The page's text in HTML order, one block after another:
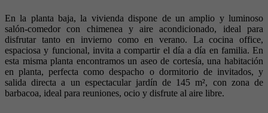
En la planta baja, la vivienda dispone de un amplio y luminoso
salón-comedor con chimenea y aire acondicionado, ideal para
disfrutar tanto en invierno como en verano. La cocina office,
espaciosa y funcional, invita a compartir el día a día en familia. En
esta misma planta encontramos un aseo de cortesía, una habitación
en planta, perfecta como despacho o dormitorio de invitados, y
salida directa a un espectacular jardín de 145 m², con zona de
barbacoa, ideal para reuniones, ocio y disfrute al aire libre.